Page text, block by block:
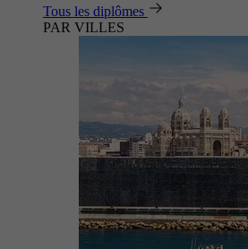
Tous les diplômes
PAR VILLES